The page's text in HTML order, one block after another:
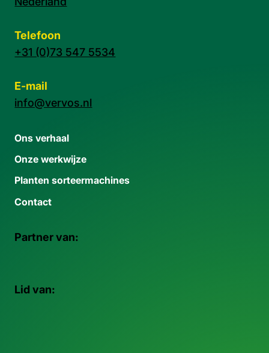
Ons verhaal
Onze werkwijze
Planten sorteermachines
Contact
Telefoon
+31 (0)73 547 5534
E-mail
info@vervos.nl
Partner van:
Lid van: